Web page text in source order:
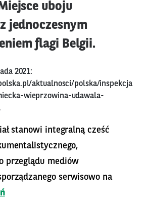
uboju
jednoczesnym
flagi Belgii.
2021:
aktualnosci/polska/inspekcja
wieprzowina-udawala-
stanowi integralną cześć
przeglądu mediów
serwisowo na